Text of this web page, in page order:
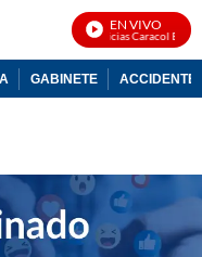
EN VIVO
Noticias Caracol En Vivo
GABINETE ACCIDENTE